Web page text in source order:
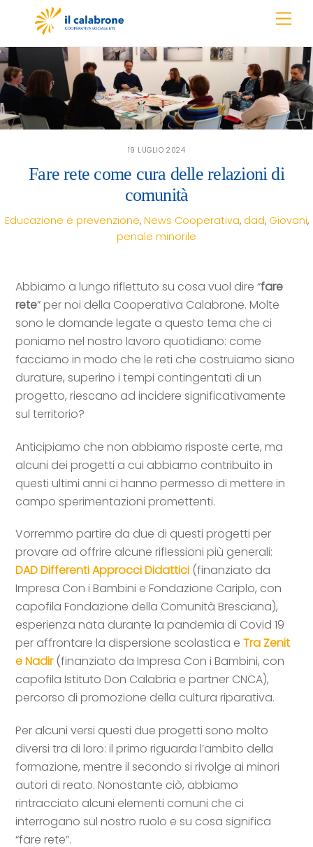
content
19 LUGLIO 2024
Fare rete come cura delle relazioni di
comunità
Educazione e prevenzione, News Cooperativa, dad, Giovani,
penale minorile
Abbiamo a lungo riflettuto su cosa vuol dire “fare
rete” per noi della Cooperativa Calabrone. Molte
sono le domande legate a questo tema che ci
poniamo nel nostro lavoro quotidiano: come
facciamo in modo che le reti che costruiamo siano
durature, superino i tempi contingentati di un
progetto, riescano ad incidere significativamente
sul territorio?
Anticipiamo che non abbiamo risposte certe, ma
alcuni dei progetti a cui abbiamo contribuito in
questi ultimi anni ci hanno permesso di mettere in
campo sperimentazioni promettenti.
Vorremmo partire da due di questi progetti per
provare ad offrire alcune riflessioni più generali:
DAD Differenti Approcci Didattici (finanziato da
Impresa Con i Bambini e Fondazione Cariplo, con
capofila Fondazione della Comunità Bresciana),
esperienza nata durante la pandemia di Covid 19
per affrontare la dispersione scolastica eTra Zenit
e Nadir(finanziato da Impresa Con i Bambini, con
capofila Istituto Don Calabria e partner CNCA),
percorso di promozione della cultura riparativa.
Per alcuni versi questi due progetti sono molto
diversi tra di loro: il primo riguarda l’ambito della
formazione, mentre il secondo si rivolge ai minori
autori di reato. Nonostante ciò, abbiamo
rintracciato alcuni elementi comuni che ci
interrogano sul nostro ruolo e su cosa significa
“fare rete”.